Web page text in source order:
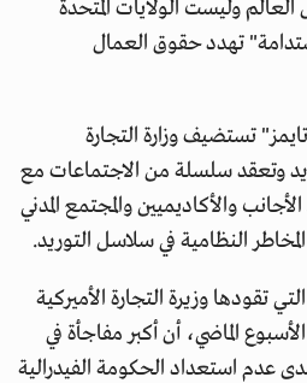
وليست الولايات المتحدة
تهدد حقوق العمال
تستضيف وزارة التجارة
وتعقد سلسلة من الاجتماعات مع
والأكاديميين والمجتمع المدني
النظامية في سلاسل التوريد.
تقودها وزيرة التجارة الأميركية
الماضي، أن أكبر مفاجأة في
عدم استعداد الحكومة الفيدرالية